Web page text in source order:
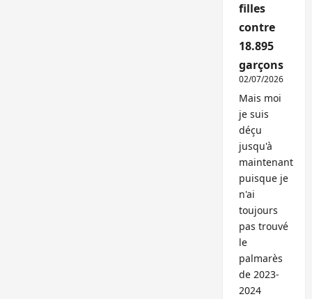
filles
contre
18.895
garçons
02/07/2026
Mais moi
je suis
déçu
jusqu'à
maintenant
puisque je
n'ai
toujours
pas trouvé
le
palmarès
de 2023-
2024